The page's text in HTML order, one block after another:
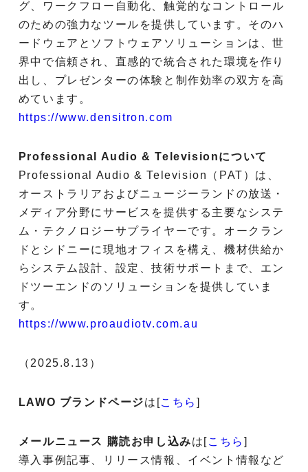
グ、ワークフロー自動化、触覚的なコントロール
のための強力なツールを提供しています。そのハ
ードウェアとソフトウェアソリューションは、世
界中で信頼され、直感的で統合された環境を作り
出し、プレゼンターの体験と制作効率の双方を高
めています。
https://www.densitron.com
Professional Audio & Televisionについて
Professional Audio & Television（PAT）は、
オーストラリアおよびニュージーランドの放送・
メディア分野にサービスを提供する主要なシステ
ム・テクノロジーサプライヤーです。オークラン
ドとシドニーに現地オフィスを構え、機材供給か
らシステム設計、設定、技術サポートまで、エン
ドツーエンドのソリューションを提供していま
す。
https://www.proaudiotv.com.au
（2025.8.13）
LAWO ブランドページは[こちら]
メールニュース 購読お申し込みは[こちら ]
導入事例記事、リリース情報、イベント情報など